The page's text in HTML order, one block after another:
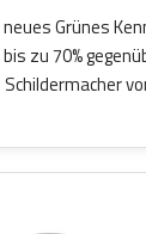
Grünes
zu 70%
Schildermacher